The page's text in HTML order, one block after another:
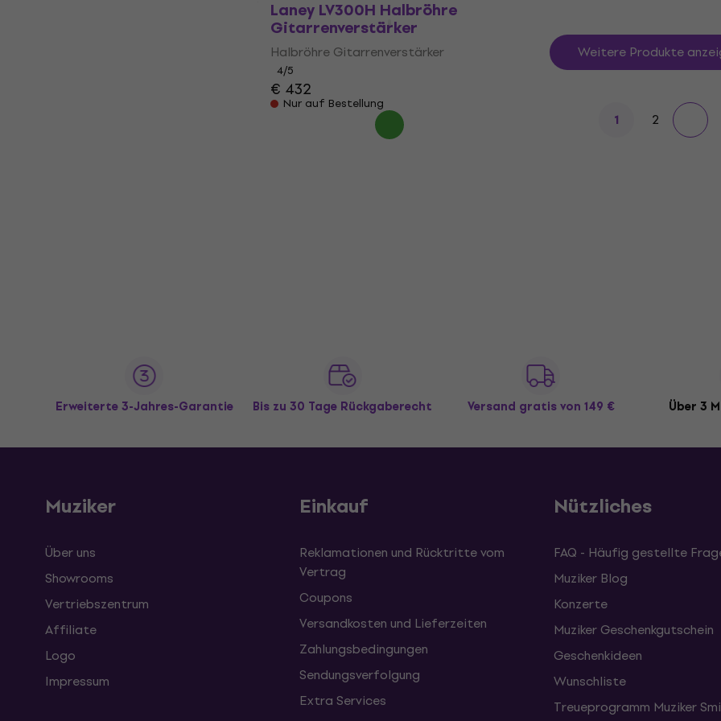
Laney LV300H Halbröhre
Gitarrenverstärker
Halbröhre Gitarrenverstärker
4/5
€ 432
Nur auf Bestellung
Weitere Produkte
1 2
Erweiterte 3-Jahres-Garantie Bis zu 30 Tage Rückgaberecht Versand gratisvon 149 € Über 3
Muziker
Über uns
Showrooms
Vertriebszentrum
Affiliate
Logo
Impressum
Einkauf
Reklamationen und Rücktritte vom
Vertrag
Coupons
Versandkosten und Lieferzeiten
Zahlungsbedingungen
Sendungsverfolgung
Extra Services
Nützliches
FAQ - Häufig gestellte
Muziker Blog
Konzerte
Muziker Geschenkgutschein
Geschenkideen
Wunschliste
Treueprogramm Muziker